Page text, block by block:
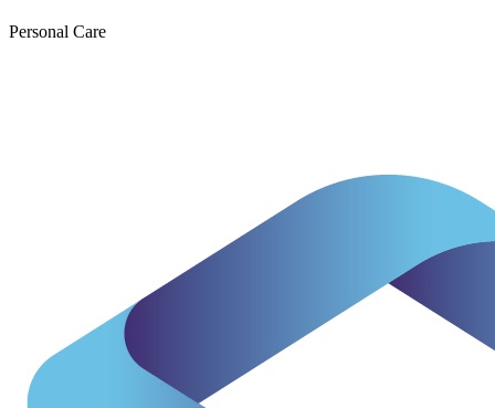
Personal Care